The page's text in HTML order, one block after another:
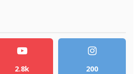
2.8k 200